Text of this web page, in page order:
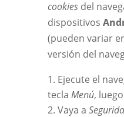
cookiesdel
dispositivos
(pueden variar
versión del
Ejecute el
tecla Menú,
Vaya a